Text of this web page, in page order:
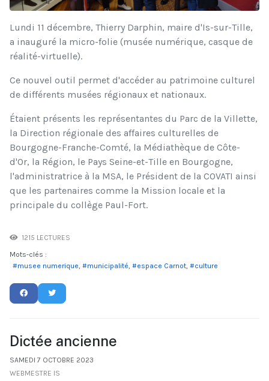
Lundi 11 décembre, Thierry Darphin, maire d'Is-sur-Tille,
a inauguré la micro-folie (musée numérique, casque de
réalité-virtuelle).
Ce nouvel outil permet d'accéder au patrimoine culturel
de différents musées régionaux et nationaux.
Étaient présents les représentantes du Parc de la Villette,
la Direction régionale des affaires culturelles de
Bourgogne-Franche-Comté, la Médiathèque de Côte-
d'Or, la Région, le Pays Seine-et-Tille en Bourgogne,
l'administratrice à la MSA, le Président de la COVATI ainsi
que les partenaires comme la Mission locale et la
principale du collège Paul-Fort.
1215 LECTURES
Mots-clés :
musee numerique
municipalité espace Carnot culture
Dictée ancienne
SAMEDI 7 OCTOBRE 2023
WEBMESTRE IS